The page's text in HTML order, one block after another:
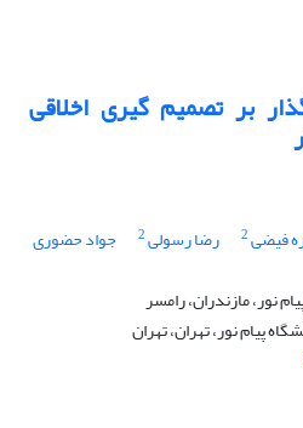
بر تصمیم ‏گیری اخلاقی
فیضی2 رضا رسولی2 جواد حضوری
نور، مازندران، رامسر
پیام نور، تهران، تهران